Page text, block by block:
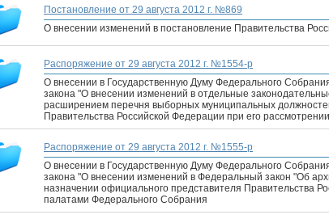
Постановление от 29 августа 2012 г. №869
О внесении изменений в постановление Правительства
Распоряжение от 29 августа 2012 г. №1554-р
О внесении в Государственную Думу Федерального
закона "О внесении изменений в отдельные
расширением перечня выборных муниципальных
Правительства Российской Федерации при его
Распоряжение от 29 августа 2012 г. №1555-р
О внесении в Государственную Думу Федерального
закона "О внесении изменений в Федеральный закон "Об
назначении официального представителя Правительства
палатами Федерального Собрания